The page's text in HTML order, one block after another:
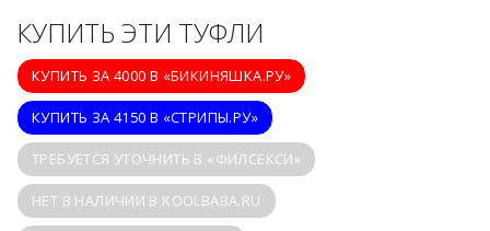
КУПИТЬ ЭТИ ТУФЛИ
КУПИТЬ ЗА 4000 В «БИКИНЯШКА.РУ»
КУПИТЬ ЗА 4150 В «СТРИПЫ.РУ»
ТРЕБУЕТСЯ УТОЧНИТЬ В «ФИЛСЕКСИ»
НЕТ В НАЛИЧИИ В KOOLBABA.RU